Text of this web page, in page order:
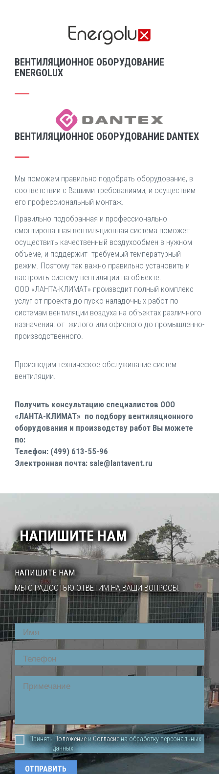
ВЕНТИЛЯЦИОННОЕ ОБОРУДОВАНИЕ
ENERGOLUX
ВЕНТИЛЯЦИОННОЕ ОБОРУДОВАНИЕ DANTEX
Мы поможем правильно подобрать оборудование, в
соответствии с Вашими требованиями, и осуществим
его профессиональный монтаж.
Правильно подобранная и профессионально
смонтированная вентиляционная система поможет
осуществить качественный воздухообмен в нужном
объеме, и поддержит требуемый температурный
режим. Поэтому так важно правильно установить и
настроить систему вентиляции на объекте.
ООО «ЛАНТА-КЛИМАТ» производит полный комплекс
услуг от проекта до пуско-наладочных работ по
системам вентиляции воздуха на объектах различного
назначения: от жилого или офисного до промышленно-
производственного.
Производим техническое обслуживание систем
вентиляции.
Получить консультацию специалистов ООО
«ЛАНТА-КЛИМАТ» по подбору вентиляционного
оборудования и производству работ Вы можете
по:
Телефон: (499) 613-55-96
Электронная почта: sale@lantavent.ru
НАПИШИТЕ НАМ
НАПИШИТЕ НАМ.
МЫ С РАДОСТЬЮ ОТВЕТИМ НА ВАШИ ВОПРОСЫ.
Name
Phone
Comment
Принять Положение и Согласие на обработку персональных
данных.